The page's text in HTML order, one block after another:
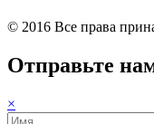
© 2016 Все права
Отправьте
×